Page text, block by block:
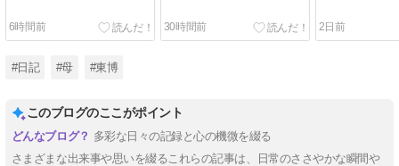
6時間前 30時間前 2日前
#日記 #母 #東博
このブログのここがポイント
多彩な日々の記録と心の機微を綴る
さまざまな出来事や思いを綴るこれらの記事は、日常のささやかな瞬間や